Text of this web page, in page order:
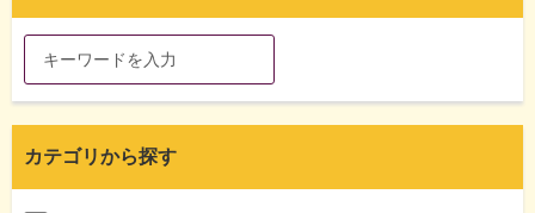
カテゴリから探す